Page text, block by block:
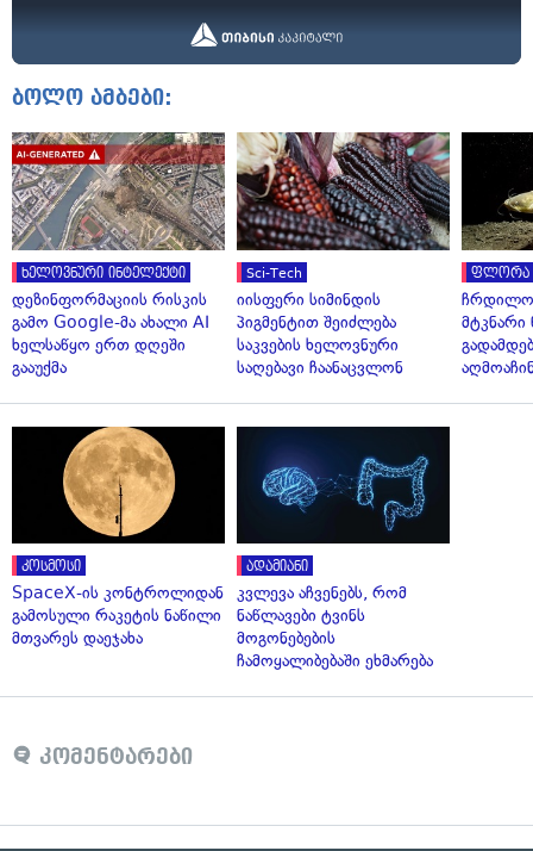
ბოლო ამბები:
ხელოვნური ინტელექტი
დეზინფორმაციის რისკის
გამო Google-მა ახალი AI
ხელსაწყო ერთ დღეში
გააუქმა
Sci-Tech
იისფერი სიმინდის
პიგმენტით შეიძლება
საკვების ხელოვნური
საღებავი ჩაანაცვლონ
ფლორა
მტკნარი
კოსმოსი
SpaceX-ის კონტროლიდან
გამოსული რაკეტის ნაწილი
მთვარეს დაეჯახა
ადამიანი
კვლევა აჩვენებს, რომ
ნაწლავები ტვინს
მოგონებების
ჩამოყალიბებაში ეხმარება
კომენტარები